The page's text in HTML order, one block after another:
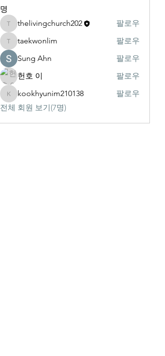
명
thelivingchurch202
thelivingchurch202 팔로우
taekwonlim
taekwonlim
팔로우
Sung Ahn
팔로우
헌호 이
팔로우
kookhyunim210138
kookhyunim210138
팔로우
전체 회원 보기(7명)